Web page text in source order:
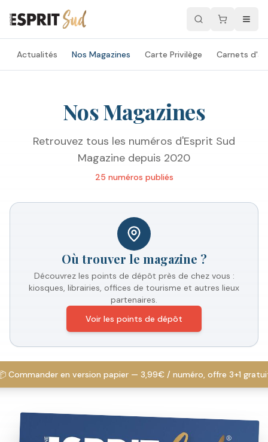
Actualités Nos Magazines Carte Privilège Carnets
Nos Magazines
Retrouvez tous les numéros d'Esprit Sud
Magazine depuis 2020
25 numéros publiés
Où trouver le magazine ?
Découvrez les points de dépôt près de chez vous :
kiosques, librairies, offices de tourisme et autres lieux
partenaires.
Voir les points de dépôt
Commander en version papier — 3,99€ / numéro, offre 3+1